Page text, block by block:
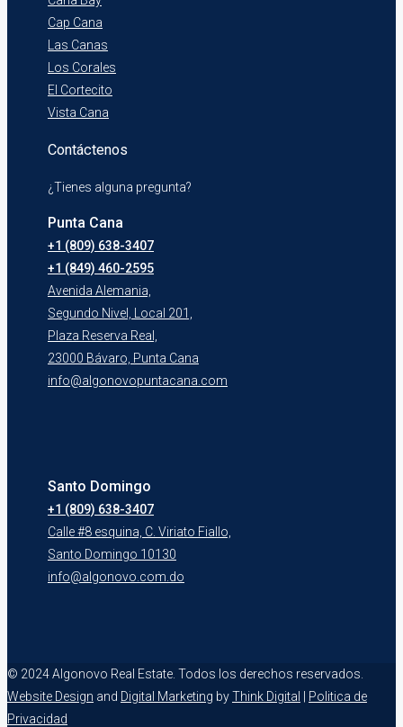
Cap Cana
Las Canas
Los Corales
El Cortecito
Vista Cana
Contáctenos
¿Tienes alguna pregunta?
Punta Cana
+1 (809) 638-3407
+1 (849) 460-2595
Avenida Alemania,
Segundo Nivel, Local 201,
Plaza Reserva Real,
23000 Bávaro, Punta Cana
info@algonovopuntacana.com
Santo Domingo
+1 (809) 638-3407
Calle #8 esquina, C. Viriato Fiallo,
Santo Domingo 10130
info@algonovo.com.do
© 2024 Algonovo Real Estate. Todos los derechos reservados.
Website Design and Digital Marketing byThink Digital
Politica de
Privacidad